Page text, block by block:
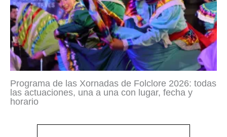
Programa de las Xornadas de Folclore 2026: todas
las actuaciones, una a una con lugar, fecha y
horario